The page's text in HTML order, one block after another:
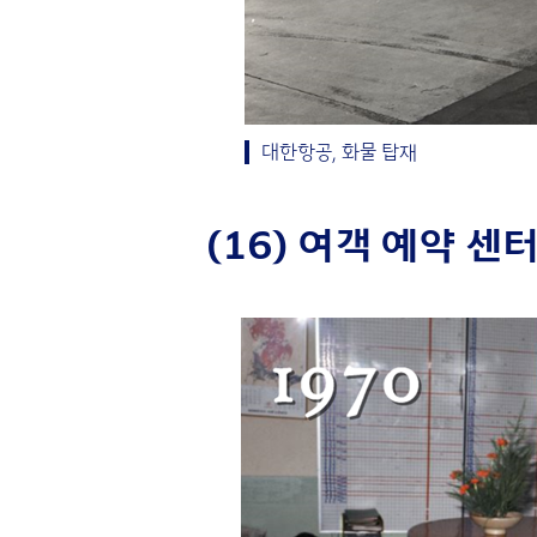
대한항공, 화물 탑재
(16) 여객 예약 센